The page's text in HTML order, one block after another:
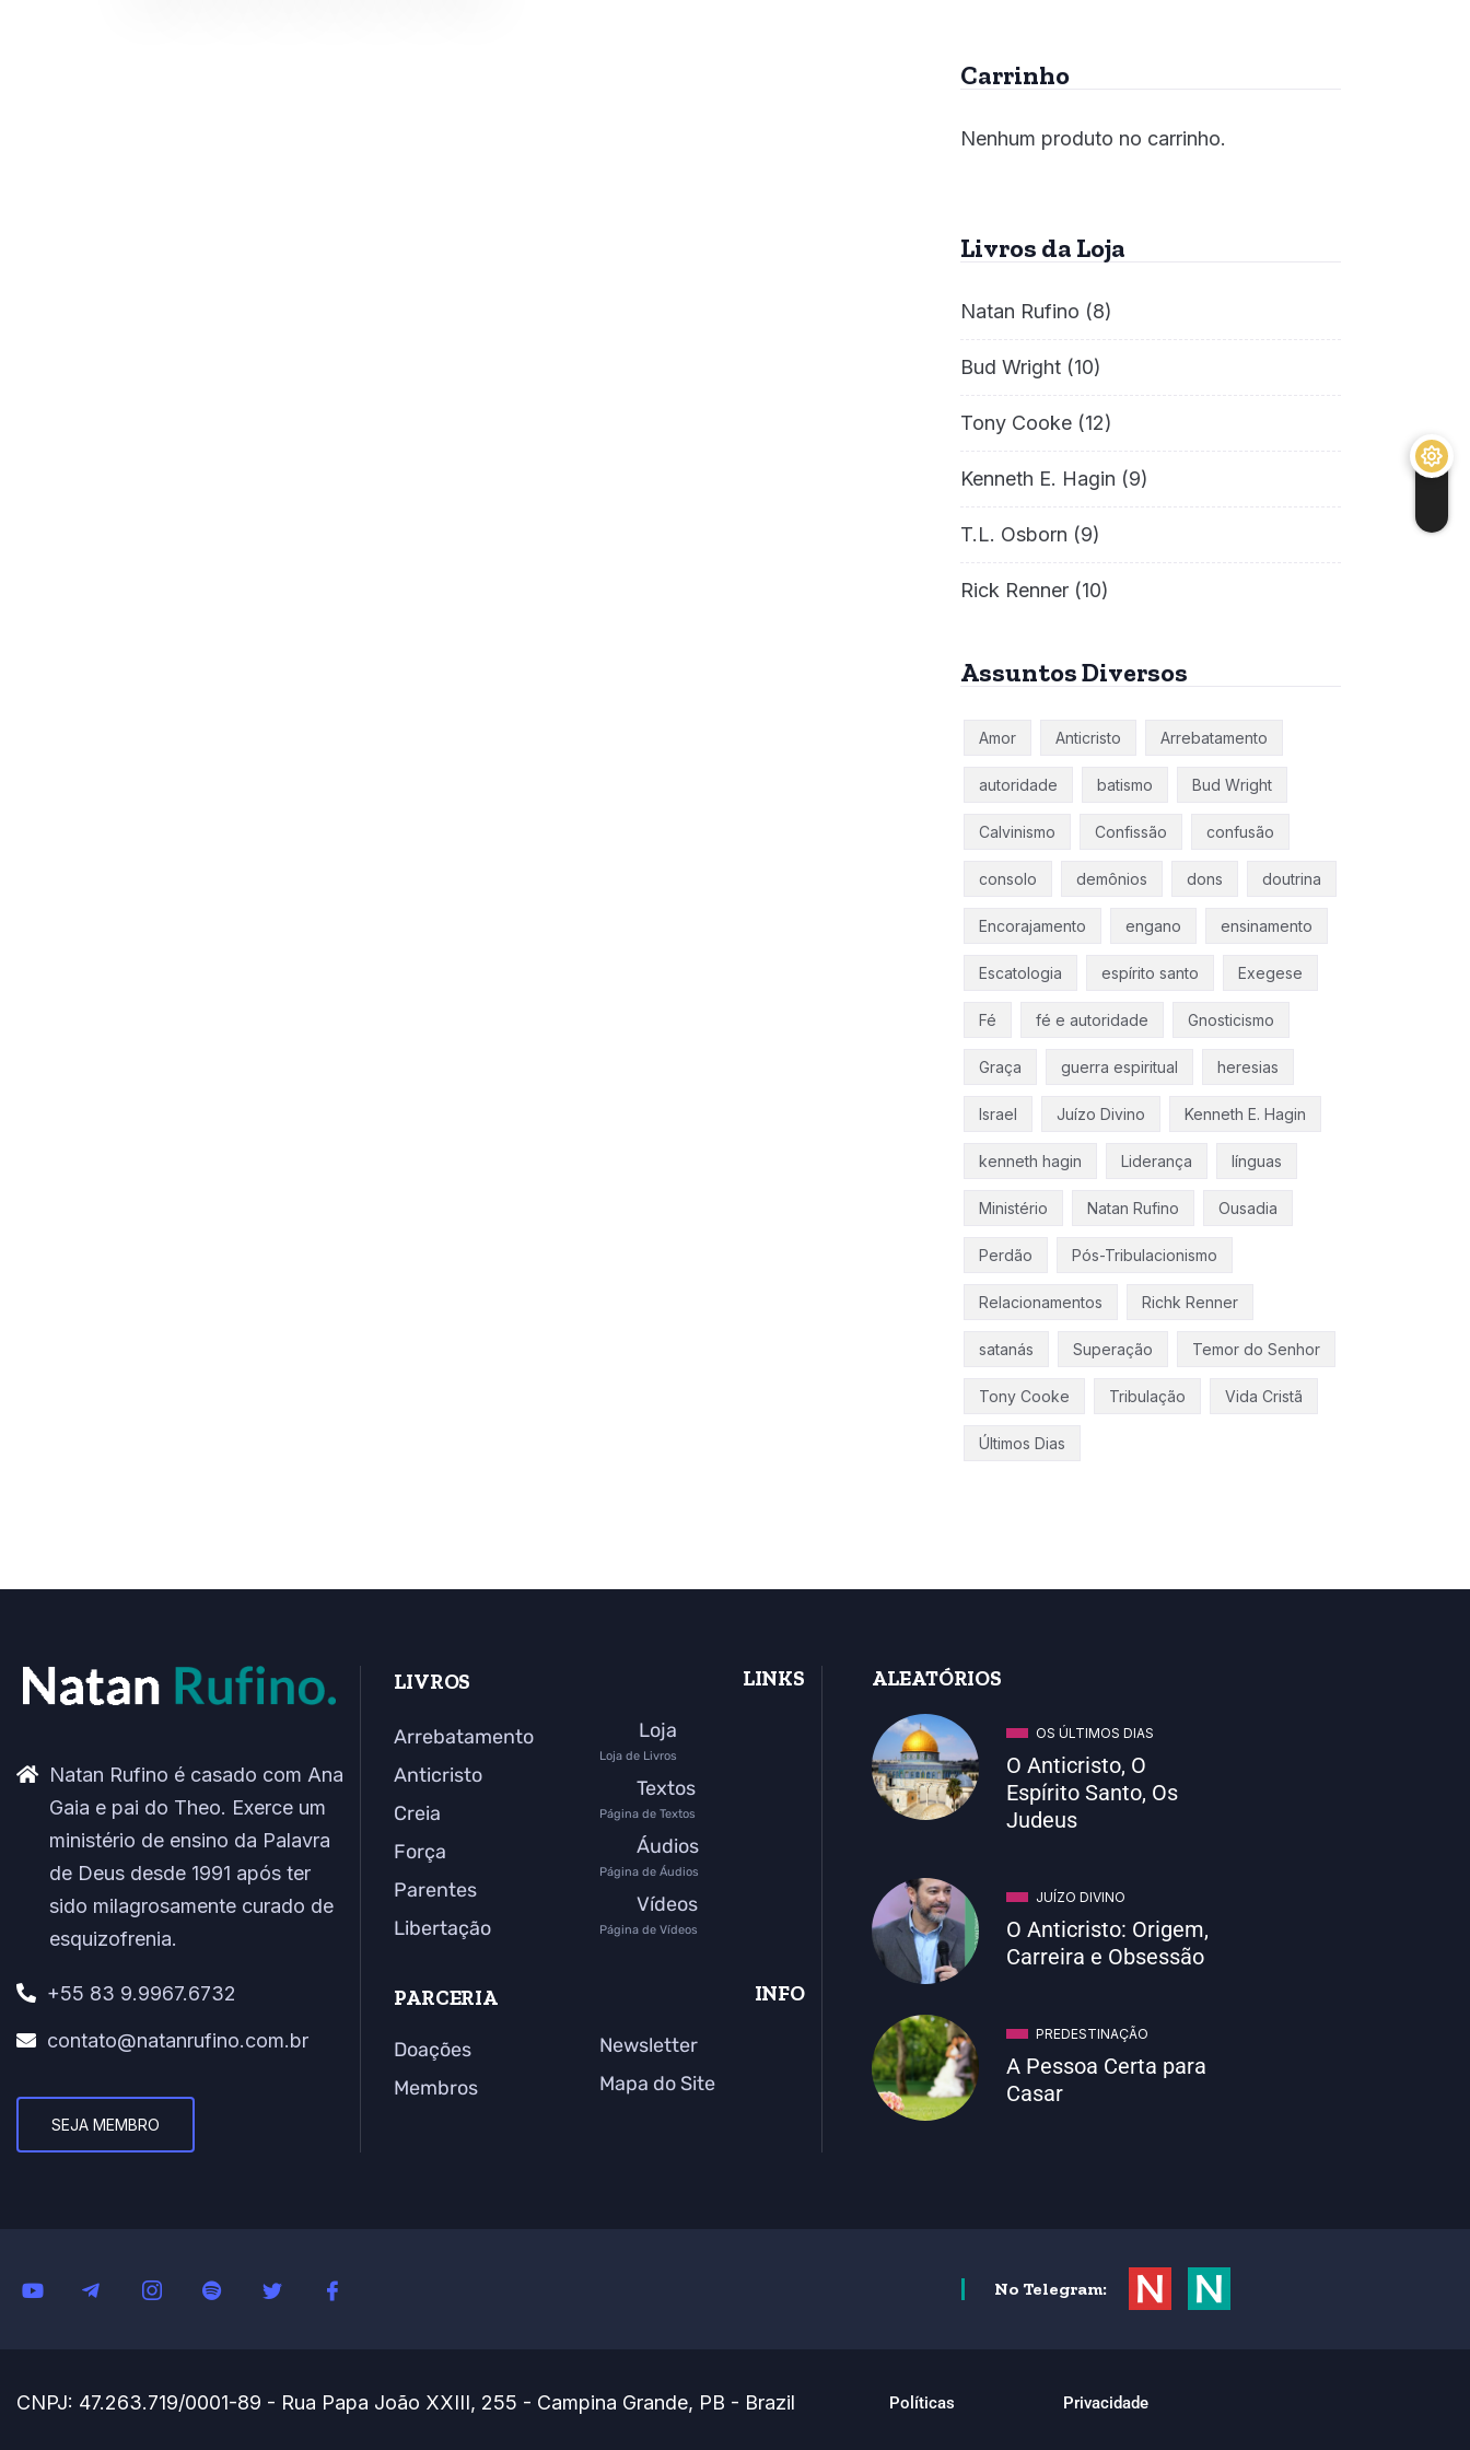
Carrinho
Nenhum produto no carrinho.
Livros da Loja
Natan Rufino (8)
Bud Wright (10)
Tony Cooke (12)
Kenneth E. Hagin (9)
T.L. Osborn (9)
Rick Renner (10)
Assuntos Diversos
Amor Anticristo Arrebatamento
autoridade batismo Bud Wright
Calvinismo Confissão confusão
consolo demônios dons doutrina
Encorajamento engano ensinamento
Escatologia espírito santo Exegese
Fé fé e autoridade Gnosticismo
Graça guerra espiritual heresias
Israel Juízo Divino Kenneth E. Hagin
kenneth hagin Liderança línguas
Ministério Natan Rufino Ousadia
Perdão Pós-Tribulacionismo
Relacionamentos Richk Renner
satanás Superação Temor do Senhor
Tony Cooke Tribulação Vida Cristã
Últimos Dias
Natan Rufino é casado com Ana
Gaia e pai do Theo. Exerce um
ministério de ensino da Palavra
de Deus desde 1991 após ter
sido milagrosamente curado de
esquizofrenia.
+55 83 9.9967.6732
contato@natanrufino.com.br
SEJA MEMBRO
LIVROS
Arrebatamento
Anticristo
Creia
Força
Parentes
Libertação
PARCERIA
Doações
Membros
LINKS
Loja
Loja de Livros
Textos
Página de Textos
Áudios
Página de Áudios
Vídeos
Página de Vídeos
INFO
Newsletter
Mapa do Site
ALEATÓRIOS
OS ÚLTIMOS DIAS
O Anticristo, O
Espírito Santo, Os
Judeus
JUÍZO DIVINO
O Anticristo: Origem,
Carreira e Obsessão
PREDESTINAÇÃO
A Pessoa Certa para
Casar
No Telegram:
CNPJ: 47.263.719/0001-89 - Rua Papa João XXIII, 255 - Campina Grande, PB - Brazil Políticas Privacidade